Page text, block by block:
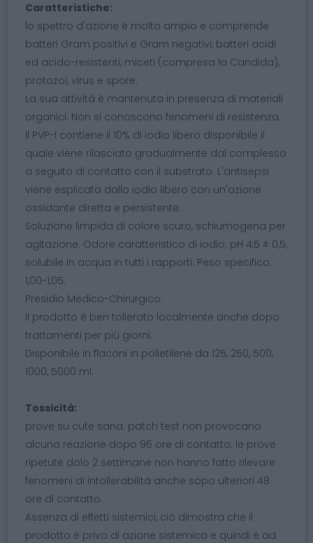
Caratteristiche:
lo spettro d'azione è molto ampio e comprende
batteri Gram positivi e Gram negativi, batteri acidi
ed acido-resistenti, miceti (compresa la Candida),
protozoi, virus e spore.
La sua attività è mantenuta in presenza di materiali
organici. Non si conoscono fenomeni di resistenza.
Il PVP-I contiene il 10% di iodio libero disponibile il
quale viene rilasciato gradualmente dal complesso
a seguito di contatto con il substrato. L'antisepsi
viene esplicata dallo iodio libero con un'azione
ossidante diretta e persistente.
Soluzione limpida di colore scuro, schiumogena per
agitazione. Odore caratteristico di iodio; pH 4,5 ± 0,5,
solubile in acqua in tutti i rapporti. Peso specifico:
1,00-1,05.
Presidio Medico-Chirurgico.
Il prodotto è ben tollerato localmente anche dopo
trattamenti per più giorni.
Disponibile in flaconi in polietilene da 125, 250, 500,
1000, 5000 ml.
Tossicità:
prove su cute sana: patch test non provocano
alcuna reazione dopo 96 ore di contatto; le prove
ripetute dolo 2 settimane non hanno fatto rilevare
fenomeni di intollerabilità anche sopo ulteriori 48
ore di contatto.
Assenza di effetti sistemici, ciò dimostra che il
prodotto è privo di azione sistemica e quindi è ad